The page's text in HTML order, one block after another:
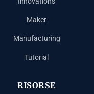
Maker
Manufacturing
Tutorial
RISORSE